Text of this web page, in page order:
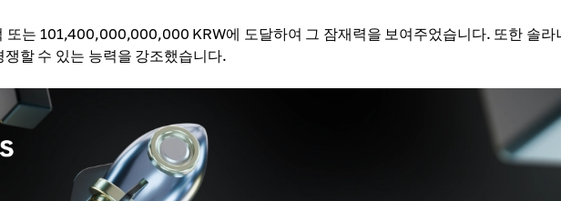
또는 101,400,000,000,000 KRW에 도달하여 그 잠재력을 보여주었습니다. 또한 솔라
할 수 있는 능력을 강조했습니다.